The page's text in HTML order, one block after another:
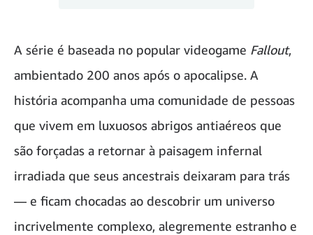
A série é baseada no popular videogame Fallout,
ambientado 200 anos após o apocalipse. A
história acompanha uma comunidade de pessoas
que vivem em luxuosos abrigos antiaéreos que
são forçadas a retornar à paisagem infernal
irradiada que seus ancestrais deixaram para trás
— e ficam chocadas ao descobrir um universo
incrivelmente complexo, alegremente estranho e